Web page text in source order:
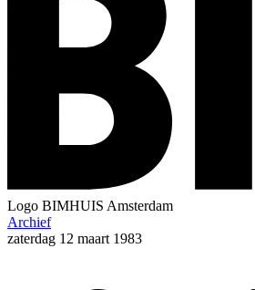
Logo BIMHUIS Amsterdam
Archief
zaterdag 12 maart 1983